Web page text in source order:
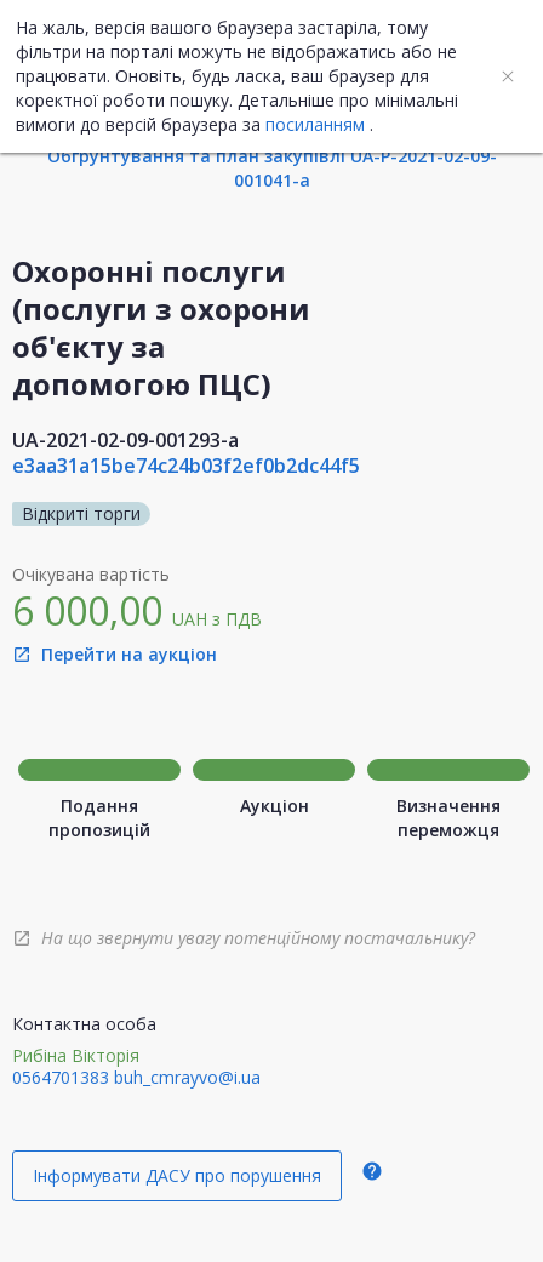
На жаль, версія вашого браузера застаріла, тому
фільтри на порталі можуть не відображатись або не
працювати. Оновіть, будь ласка, ваш браузер для
коректної роботи пошуку. Детальніше про мінімальні
вимоги до версій браузера за посиланням .
UA ENG
Інформація про закупівлю
Обгрунтування та план закупівлі UA-P-2021-02-09-
001041-a
Охоронні послуги
(послуги з охорони
об'єкту за
допомогою ПЦС)
UA-2021-02-09-001293-a
e3aa31a15be74c24b03f2ef0b2dc44f5
Відкриті торги
Очікувана вартість
6 000,00 UAH з ПДВ
open_in_new Перейти на аукціон
Подання
пропозицій
Аукціон
Визначення
переможця
open_in_new На що звернути увагу потенційному постачальнику?
Контактна особа
Рибіна Вікторія
0564701383 buh_cmrayvo@i.ua
Інформувати ДАСУ про порушення help